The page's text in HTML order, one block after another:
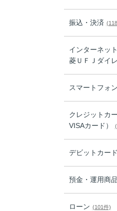
振込・決済
インターネッ
菱ＵＦＪダイレ
スマートフォ
クレジットカ
VISAカード）
デビットカード
預金・運用商品
ローン (101件)